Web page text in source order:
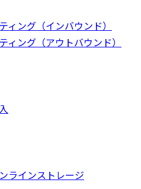
ィング（インバウンド）
ィング（アウトバウンド）
ラインストレージ